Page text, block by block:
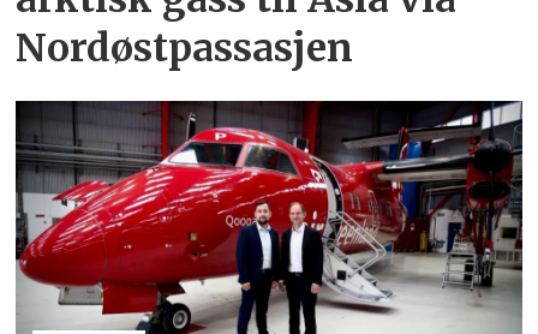
Nordøstpassasjen